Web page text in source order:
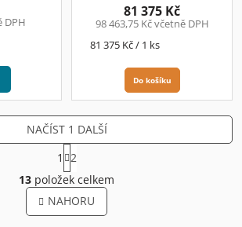
DPH 98 463,75 Kč včetně DPH
81 375 Kč
Měrná
81 375 Kč / 1 ks
Do košíku
O
v
l
á
NAČÍST 1 DALŠÍ
S
t
r
á
n
k
1
2
13 položek celkem
NAHORU